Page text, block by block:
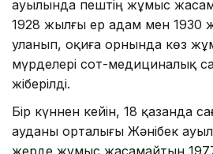
ауылында пештің жұмыс
1928 жылғы ер адам мен 1930
уланып, оқиға орнында көз
мүрделері сот-медициналық
жіберілді.
Бір күннен кейін, 18 қазанда
ауданы орталығы Жәнібек
жерде жұмыс жасамайтын